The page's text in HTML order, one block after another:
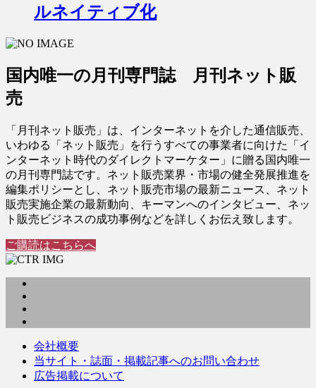
ルネイティブ化
国内唯一の月刊専門誌 月刊ネット販
売
「月刊ネット販売」は、インターネットを介した通信販売、
いわゆる「ネット販売」を行うすべての事業者に向けた「イ
ンターネット時代のダイレクトマーケター」に贈る国内唯一
の月刊専門誌です。ネット販売業界・市場の健全発展推進を
編集ポリシーとし、ネット販売市場の最新ニュース、ネット
販売実施企業の最新動向、キーマンへのインタビュー、ネッ
ト販売ビジネスの成功事例などを詳しくお伝え致します。
ご購読はこちらへ
会社概要
当サイト・誌面・掲載記事へのお問い合わせ
広告掲載について